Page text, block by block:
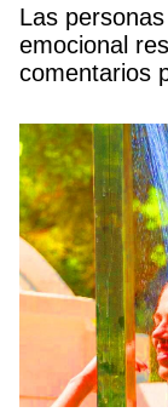
Las
emocional
comentarios